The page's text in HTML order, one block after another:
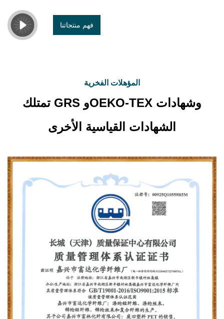
فهم منتجاتنا
المؤهلات الفخرية
تمتلك GRS وOEKO-TEX وشهادات
الشهادات القياسية الأخرى